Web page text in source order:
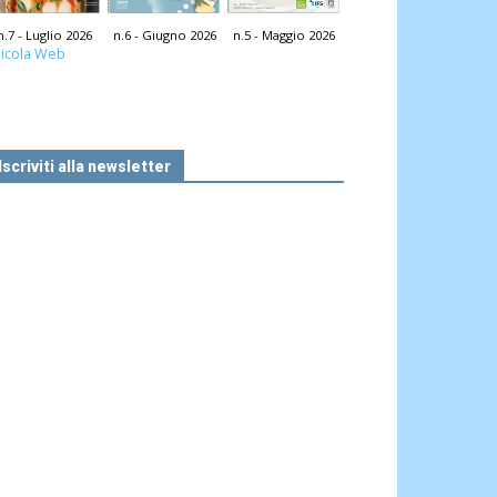
- Luglio 2026 n.6 - Giugno 2026 n.5 - Maggio 2026
Web
alla newsletter